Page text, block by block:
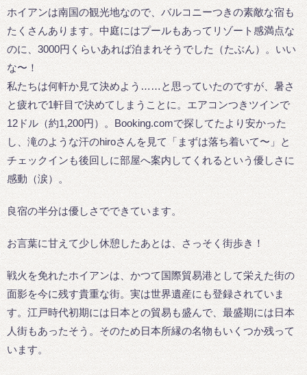
ホイアンは南国の観光地なので、バルコニーつきの素敵な宿も
たくさんあります。中庭にはプールもあってリゾート感満点な
のに、3000円くらいあれば泊まれそうでした（たぶん）。いい
な〜！
私たちは何軒か見て決めよう……と思っていたのですが、暑さ
と疲れで1軒目で決めてしまうことに。エアコンつきツインで
12ドル（約1,200円）。Booking.comで探してたより安かった
し、滝のような汗のhiroさんを見て「まずは落ち着いて〜」と
チェックインも後回しに部屋へ案内してくれるという優しさに
感動（涙）。
良宿の半分は優しさでできています。
お言葉に甘えて少し休憩したあとは、さっそく街歩き！
戦火を免れたホイアンは、かつて国際貿易港として栄えた街の
面影を今に残す貴重な街。実は世界遺産にも登録されていま
す。江戸時代初期には日本との貿易も盛んで、最盛期には日本
人街もあったそう。そのため日本所縁の名物もいくつか残って
います。